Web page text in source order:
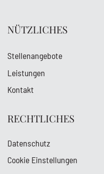
NÜTZLICHES
Stellenangebote
Leistungen
Kontakt
RECHTLICHES
Datenschutz
Cookie Einstellungen